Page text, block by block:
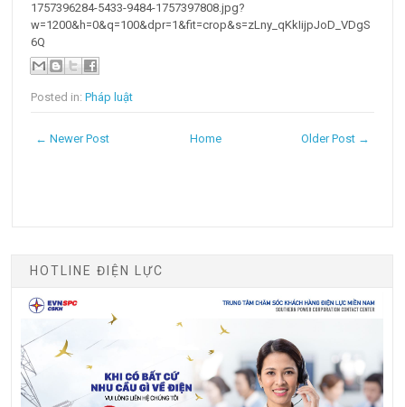
1757396284-5433-9484-1757397808.jpg?
w=1200&h=0&q=100&dpr=1&fit=crop&s=zLny_qKkIijpJoD_VDgS
6Q
Posted in:Pháp luật
← Newer Post Older Post →
Home
HOTLINE ĐIỆN LỰC